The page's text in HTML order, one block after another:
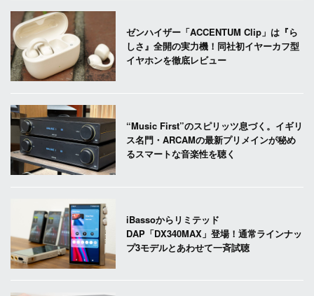
ゼンハイザー「ACCENTUM Clip」は『ら
しさ』全開の実力機！同社初イヤーカフ型
イヤホンを徹底レビュー
“Music First”のスピリッツ息づく。イギリ
ス名門・ARCAMの最新プリメインが秘め
るスマートな音楽性を聴く
iBassoからリミテッド
DAP「DX340MAX」登場！通常ラインナッ
プ3モデルとあわせて一斉試聴